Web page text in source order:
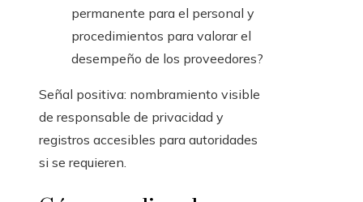
permanente para el personal y
procedimientos para valorar el
desempeño de los proveedores?
Señal positiva: nombramiento visible
de responsable de privacidad y
registros accesibles para autoridades
si se requieren.